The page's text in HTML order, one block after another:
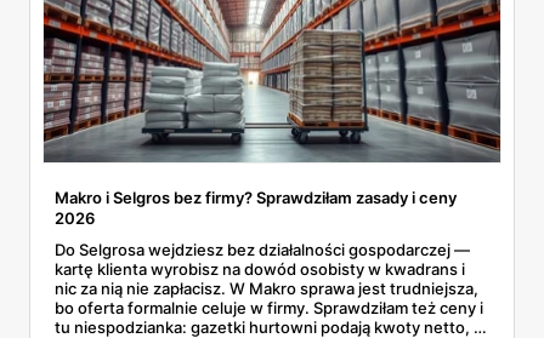
Makro i Selgros bez firmy? Sprawdziłam zasady i ceny
2026
Do Selgrosa wejdziesz bez działalności gospodarczej —
kartę klienta wyrobisz na dowód osobisty w kwadrans i
nic za nią nie zapłacisz. W Makro sprawa jest trudniejsza,
bo oferta formalnie celuje w firmy. Sprawdziłam też ceny i
tu niespodzianka: gazetki hurtowni podają kwoty netto, a